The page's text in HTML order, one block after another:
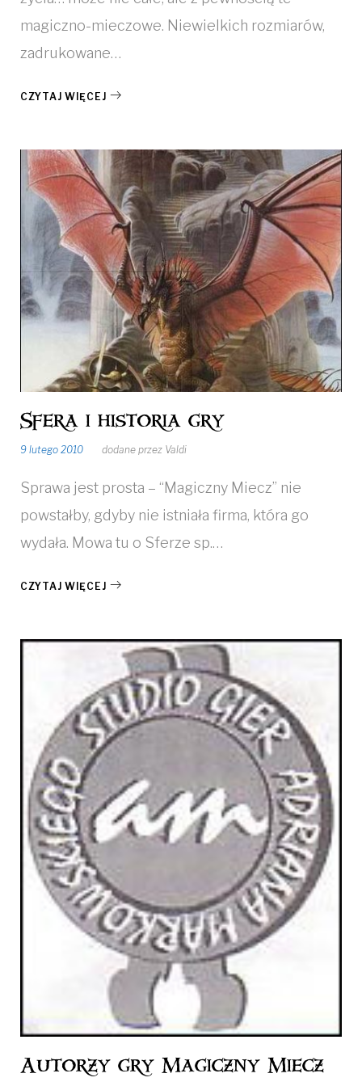
magiczno-mieczowe. Niewielkich rozmiarów,
zadrukowane…
CZYTAJ WIĘCEJ
Sfera i historia gry
9 lutego 2010 dodane przez Valdi
Sprawa jest prosta – “Magiczny Miecz” nie
powstałby, gdyby nie istniała firma, która go
wydała. Mowa tu o Sferze sp.…
CZYTAJ WIĘCEJ
Autorzy gry Magiczny Miecz